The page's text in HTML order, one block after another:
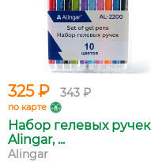
325 ₽ 343 ₽
по карте
Набор гелевых ручек
Alingar, ...
Alingar